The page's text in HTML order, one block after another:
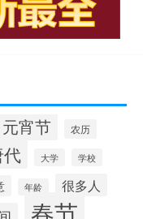
元宵节 农历
代 大学 学校
年龄 很多人
春节